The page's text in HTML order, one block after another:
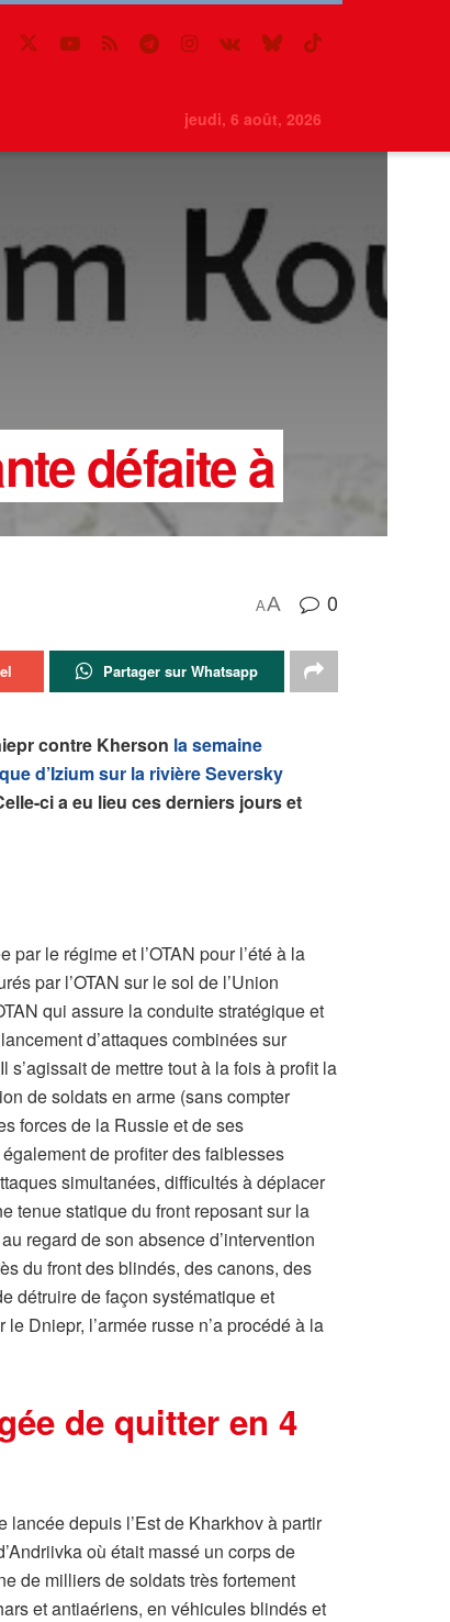
jeudi, 6 août, 2026
défaite à
AA 0
Partager sur Whatsapp
contre Kherson la semaine
d’Izium sur la rivière Seversky
ci a eu lieu ces derniers jours et
le régime et l’OTAN pour l’été à la
par l’OTAN sur le sol de l’Union
qui assure la conduite stratégique et
d’attaques combinées sur
de mettre tout à la fois à profit la
de soldats en arme (sans compter
forces de la Russie et de ses
de profiter des faiblesses
simultanées, difficultés à déplacer
tenue statique du front reposant sur la
regard de son absence d’intervention
du front des blindés, des canons, des
détruire de façon systématique et
Dniepr, l’armée russe n’a procédé à la
de quitter en 4
lancée depuis l’Est de Kharkhov à partir
où était massé un corps de
de milliers de soldats très fortement
et antiaériens, en véhicules blindés et